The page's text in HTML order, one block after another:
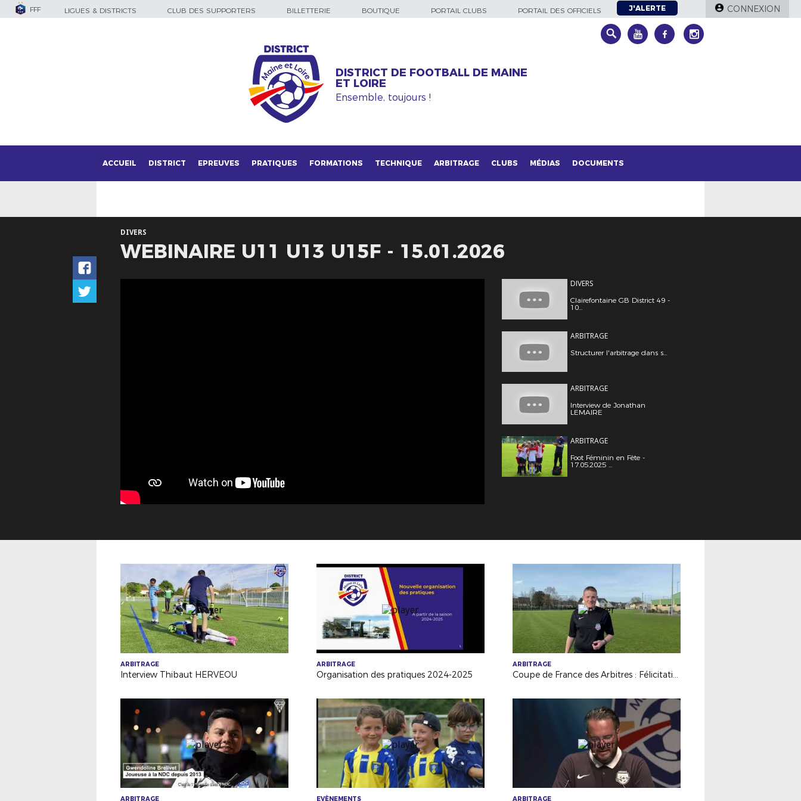
FFF LIGUES & DISTRICTS CLUB DES SUPPORTERS BILLETTERIE BOUTIQUE PORTAIL CLUBS PORTAIL DES OFFICIELS J'ALERTE CONNEXION
DISTRICT DE FOOTBALL DE MAINE
ET LOIRE
Ensemble, toujours !
ACCUEIL DISTRICT EPREUVES PRATIQUES FORMATIONS TECHNIQUE ARBITRAGE CLUBS MÉDIAS DOCUMENTS
DIVERS
WEBINAIRE U11 U13 U15F - 15.01.2026
DIVERS
Clairefontaine GB District 49 -
10...
ARBITRAGE
Structurer l'arbitrage dans s...
ARBITRAGE
Interview de Jonathan
LEMAIRE
ARBITRAGE
Foot Féminin en Fête -
17.05.2025 ...
ARBITRAGE
Interview Thibaut HERVEOU
ARBITRAGE
Organisation des pratiques 2024-2025
ARBITRAGE
Coupe de France des Arbitres : Félicitations à Théo ROBELLAZ
ARBITRAGE EVÈNEMENTS ARBITRAGE